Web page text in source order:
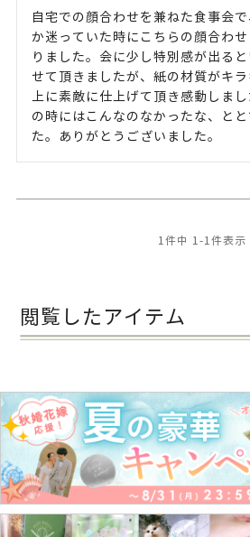
自宅での顔合わせを兼ねた食事会
か迷っていた時にこちらの顔合わ
りました。会に少し特別感が出る
せて頂きましたが、紙の材質がキ
上に素敵に仕上げて頂き感動しま
の時にはこんなのなかったな、と
た。ありがとうございました。
1 件中 1 -1 件表示
閲覧したアイテム